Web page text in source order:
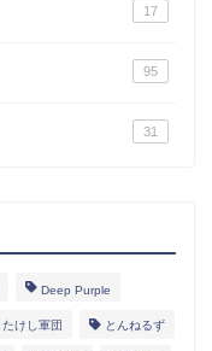
17
95
31
Deep Purple
たけし軍団 とんねるず